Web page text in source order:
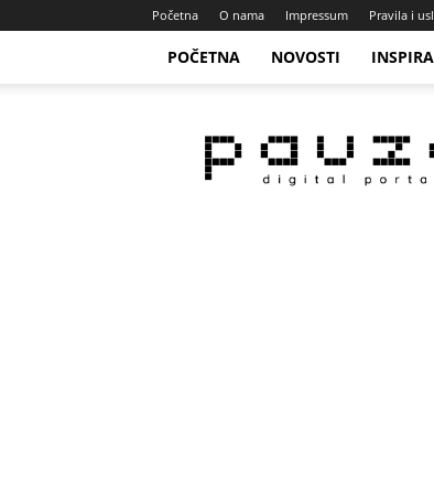
Početna O nama Impressum Pravila i
POČETNA NOVOSTI
Portal